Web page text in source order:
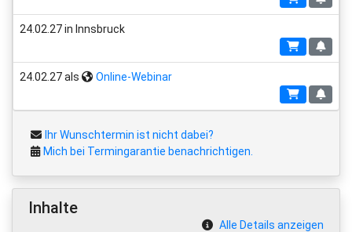
24.02.27 in Innsbruck
24.02.27 als Online-Webinar
Ihr Wunschtermin ist nicht dabei?
Mich bei Termingarantie benachrichtigen.
Inhalte
Alle Details anzeigen